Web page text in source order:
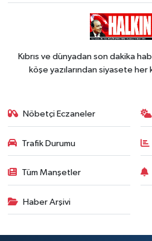
Kıbrıs ve dünyadan son dakika
köşe yazılarından siyasete
Nöbetçi Eczaneler
Trafik Durumu
Tüm Manşetler
Haber Arşivi